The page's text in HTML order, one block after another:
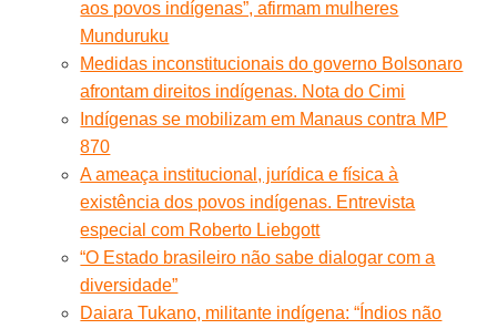
aos povos indígenas”, afirmam mulheres
Munduruku
Medidas inconstitucionais do governo Bolsonaro
afrontam direitos indígenas. Nota do Cimi
Indígenas se mobilizam em Manaus contra MP
870
A ameaça institucional, jurídica e física à
existência dos povos indígenas. Entrevista
especial com Roberto Liebgott
“O Estado brasileiro não sabe dialogar com a
diversidade”
Daiara Tukano, militante indígena: “Índios não